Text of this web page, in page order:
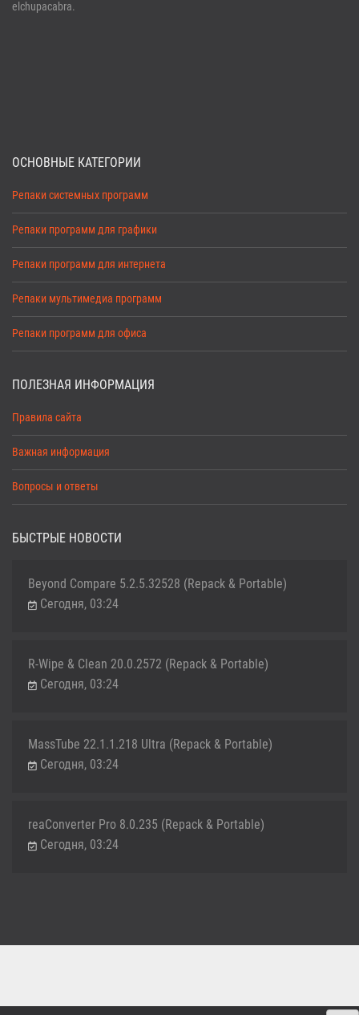
elchupacabra.
ОСНОВНЫЕ КАТЕГОРИИ
Репаки системных программ
Репаки программ для графики
Репаки программ для интернета
Репаки мультимедиа программ
Репаки программ для офиса
ПОЛЕЗНАЯ ИНФОРМАЦИЯ
Правила сайта
Важная информация
Вопросы и ответы
БЫСТРЫЕ НОВОСТИ
Beyond Compare 5.2.5.32528 (Repack & Portable)
Сегодня, 03:24
R-Wipe & Clean 20.0.2572 (Repack & Portable)
Сегодня, 03:24
MassTube 22.1.1.218 Ultra (Repack & Portable)
Сегодня, 03:24
reaConverter Pro 8.0.235 (Repack & Portable)
Сегодня, 03:24